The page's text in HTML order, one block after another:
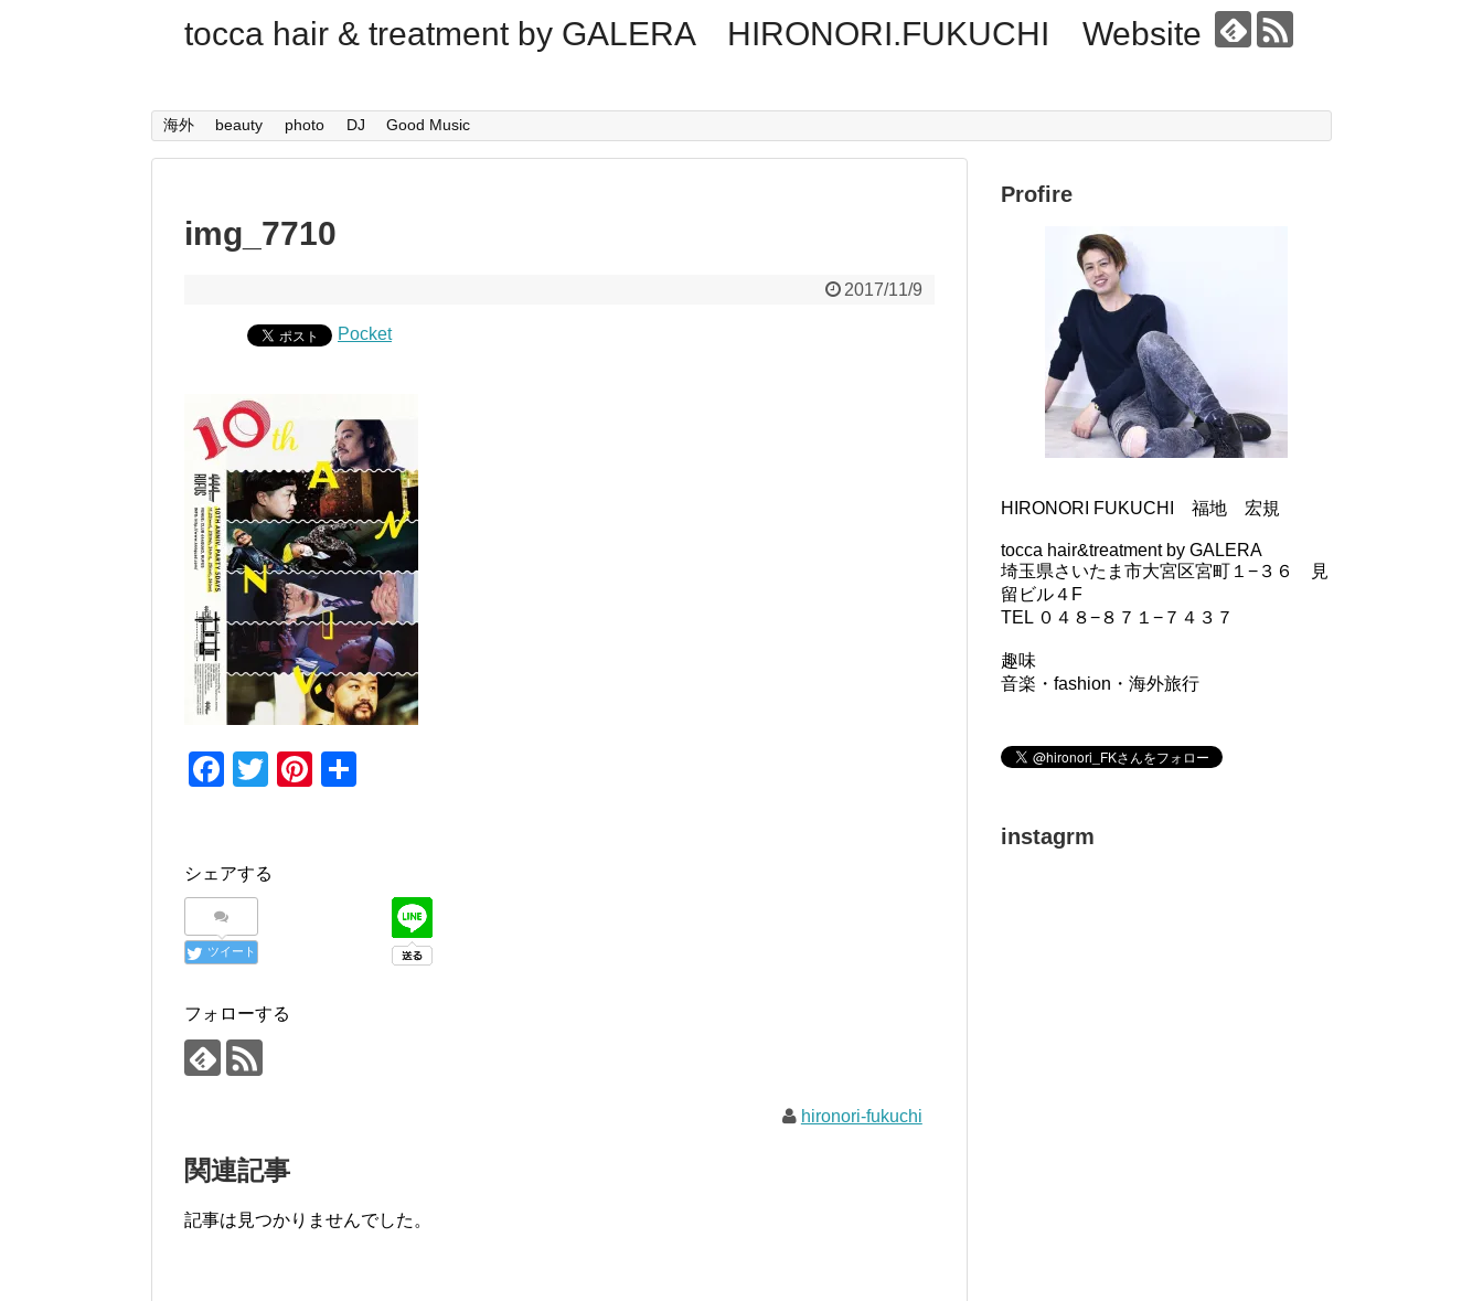
tocca hair & treatment by GALERA HIRONORI.FUKUCHI Website
海外 beauty photo DJ Good Music
img_7710
2017/11/9
Pocket
F
e
b
o
k
T
er
Pi
シェアする
ツイート
フォローする
hironori-fukuchi
関連記事
記事は見つかりませんでした。
Profire
HIRONORI FUKUCHI 福地 宏規
tocca hair&treatment by GALERA
埼玉県さいたま市大宮区宮町１−３６ 見
留ビル４F
TEL ０４８−８７１−７４３７
趣味
音楽・fashion・海外旅行
instagrm